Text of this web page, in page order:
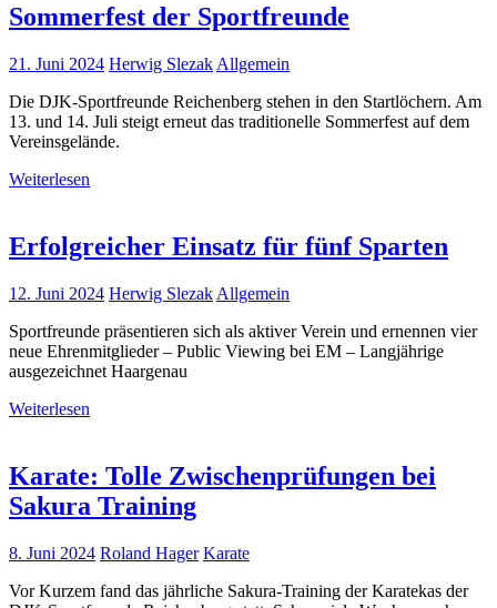
Sommerfest der Sportfreunde
21. Juni 2024 Herwig Slezak Allgemein
Die DJK-Sportfreunde Reichenberg stehen in den Startlöchern. Am
13. und 14. Juli steigt erneut das traditionelle Sommerfest auf dem
Vereinsgelände.
Weiterlesen
Erfolgreicher Einsatz für fünf Sparten
12. Juni 2024 Herwig Slezak Allgemein
Sportfreunde präsentieren sich als aktiver Verein und ernennen vier
neue Ehrenmitglieder – Public Viewing bei EM – Langjährige
ausgezeichnet Haargenau
Weiterlesen
Karate: Tolle Zwischenprüfungen bei
Sakura Training
8. Juni 2024 Roland Hager Karate
Vor Kurzem fand das jährliche Sakura-Training der Karatekas der